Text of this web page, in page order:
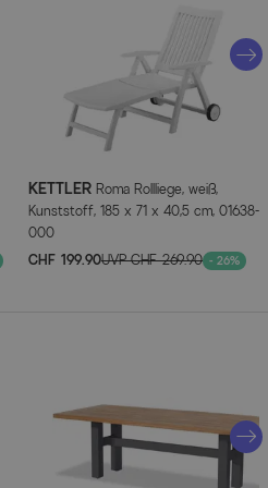
cm
kg
KETTLER Roma Rollliege, weiß,
Kunststoff, 185 x 71 x 40,5 cm, 01638-
000
CHF 199.90UVPCHF 269.90 - 26%